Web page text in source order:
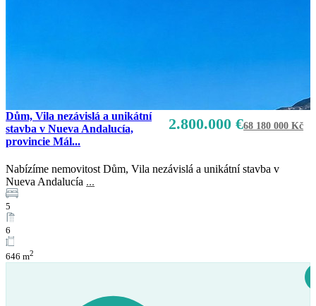
2.800.000 €68 180 000 Kč
Dům, Vila nezávislá a unikátní
stavba v Nueva Andalucía,
provincie Mál...
Nabízíme nemovitost Dům, Vila nezávislá a unikátní stavba v
Nueva Andalucía ...
5
6
646 m2